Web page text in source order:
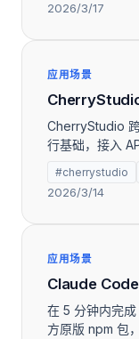
2026/3/17
应用场景
CherryStudio
行基础，接入
#cherrystudio
2026/3/14
应用场景
Claude
在 5 分钟内完
方原版 npm 包